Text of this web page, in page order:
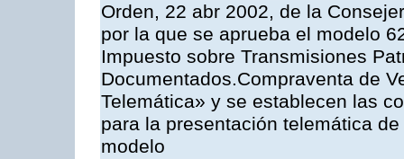
Orden, 22 abr 2002, de la
por la que se aprueba el modelo
Impuesto sobre Transmisiones
Documentados.Compraventa de
Telemática» y se establecen las
para la presentación telemática
modelo